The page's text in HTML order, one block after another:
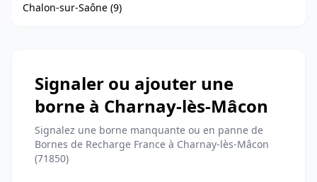
Chalon-sur-Saône (9)
Signaler ou ajouter une
borne à Charnay-lès-Mâcon
Signalez une borne manquante ou en panne de
Bornes de Recharge France à Charnay-lès-Mâcon
(71850)